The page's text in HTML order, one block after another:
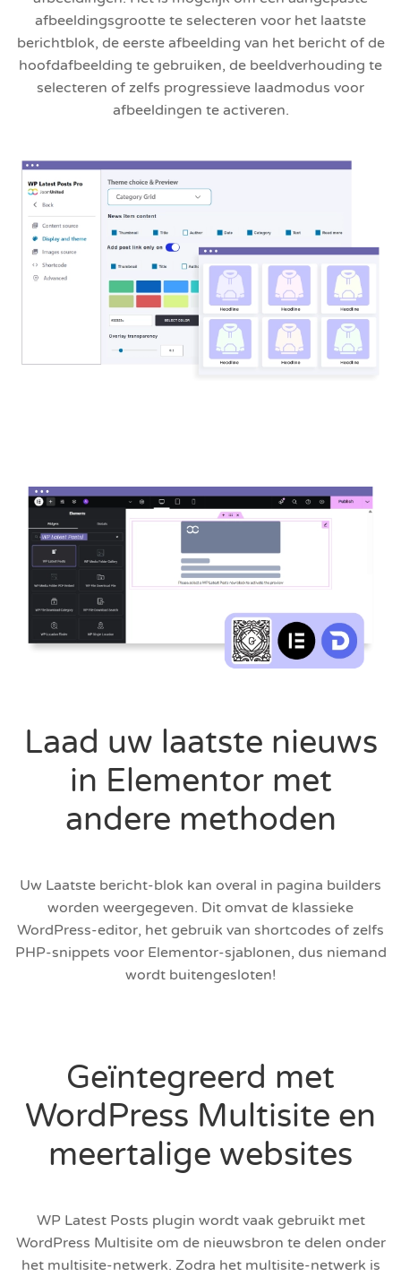
afbeeldingsgrootte te selecteren voor het laatste
berichtblok, de eerste afbeelding van het bericht of de
hoofdafbeelding te gebruiken, de beeldverhouding te
selecteren of zelfs progressieve laadmodus voor
afbeeldingen te activeren.
Laad uw laatste nieuws
in Elementor met
andere methoden
Uw Laatste bericht-blok kan overal in pagina builders
worden weergegeven. Dit omvat de klassieke
WordPress-editor, het gebruik van shortcodes of zelfs
PHP-snippets voor Elementor-sjablonen, dus niemand
wordt buitengesloten!
Geïntegreerd met
WordPress Multisite en
meertalige websites
WP Latest Posts plugin wordt vaak gebruikt met
WordPress Multisite om de nieuwsbron te delen onder
het multisite-netwerk. Zodra het multisite-netwerk is